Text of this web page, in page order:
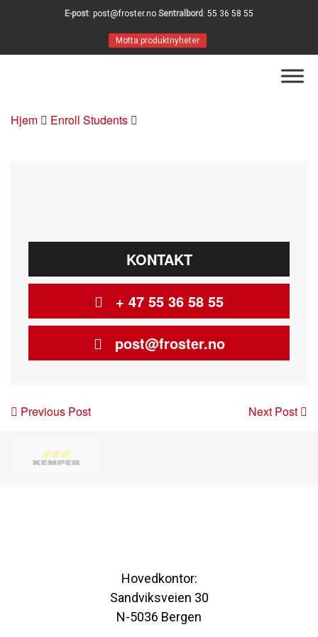
E-post: post@froster.no Sentralbord : 55 36 58 55
Motta produktnyheter
Hjem Enroll Students
KONTAKT
+ 47 55 36 58 55
post@froster.no
Post
Previous Post Next Post
Hovedkontor:
Sandviksveien 30
N-5036 Bergen